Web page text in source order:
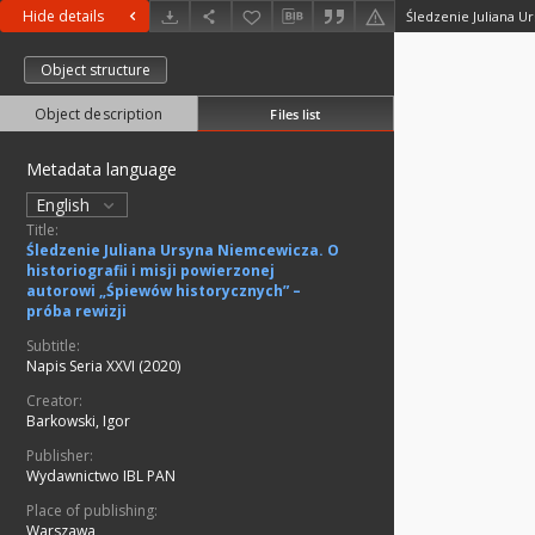
Hide details
Object structure
Object description Files list
Metadata language
English
Title:
Śledzenie Juliana Ursyna Niemcewicza. O
historiografii i misji powierzonej
autorowi „Śpiewów historycznych” –
próba rewizji
Subtitle:
Napis Seria XXVI (2020)
Creator:
Barkowski, Igor
Publisher:
Wydawnictwo IBL PAN
Place of publishing: